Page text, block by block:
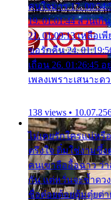
คนใจมาร 17.
19. 01:01:44 ส่วนเ
21. 01:09:13 เหลือเ
ขอรักคืน 24.
เถื่อน 26. 01:26:45 อ
เพลงเพราะเสนาะด
138 views •
ไม่เคยรักใครแน่หรื
ตรึงใจ ติ๋มใช่งามซึ้
คนเขาลืออื้อฉาว ว่
กัน แต่หวั่นจะช้ำดว
ชื่อต๋อยต้อยตุ้มตุ๋ยต่า